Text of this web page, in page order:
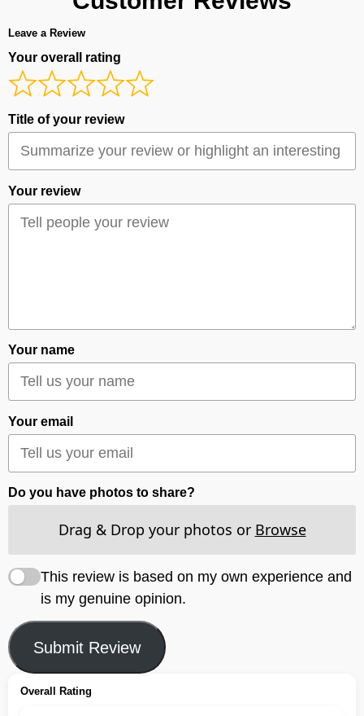
Leave a Review
Your overall rating
Title of your review
Your review
Your name
Your email
Do you have photos to share?
Drag & Drop your photos or Browse
This review is based on my own experience and
is my genuine opinion.
Submit Review
Overall Rating